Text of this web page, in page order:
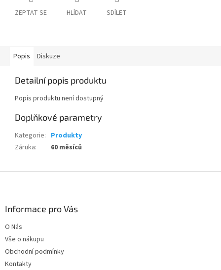
ZEPTAT SE HLÍDAT SDÍLET
Popis Diskuze
Detailní popis produktu
Popis produktu není dostupný
Doplňkové parametry
Kategorie: Produkty
Záruka: 60 měsíců
Informace pro Vás
O Nás
Vše o nákupu
Obchodní podmínky
Kontakty